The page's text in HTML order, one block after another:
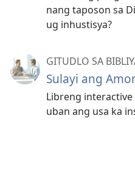
nang taposon sa
ug inhustisya?
GITUDLO SA
Sulayi ang
Libreng
uban ang usa ka